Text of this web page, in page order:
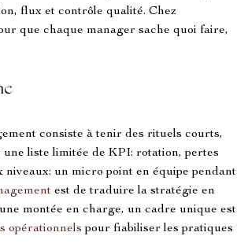
flux et contrôle qualité. Chez
que chaque manager sache quoi faire,
consiste à tenir des rituels courts,
liste limitée de KPI: rotation, pertes
un micro point en équipe pendant
est de traduire la stratégie en
montée en charge, un cadre unique est
opérationnels pour fiabiliser les pratiques